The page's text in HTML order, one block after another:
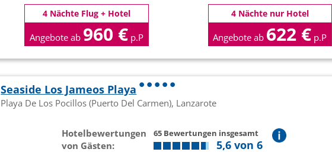
4 Nächte Flug + Hotel
Angebote ab 960 € p.P
4 Nächte nur Hotel
Angebote ab 622 € p.P
Seaside Los Jameos Playa
Playa De Los Pocillos (Puerto Del Carmen), Lanzarote
Hotelbewertungen
von Gästen:
65 Bewertungen insgesamt
5,6 von 6